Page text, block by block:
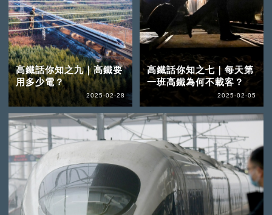
高鐵話你知之九｜高鐵要
用多少電？
2025-02-28
高鐵話你知之七｜每天第
一班高鐵為何不載客？
2025-02-05